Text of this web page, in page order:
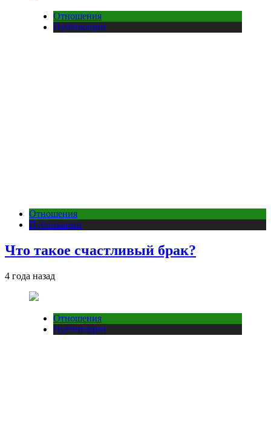
Отношения
Публикации
Отношения
Публикации
Что такое счастливый брак?
4 года назад
Отношения
Публикации